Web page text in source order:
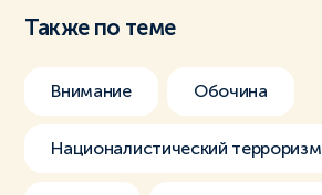
Также по теме
Внимание Обочина
Националистический терроризм